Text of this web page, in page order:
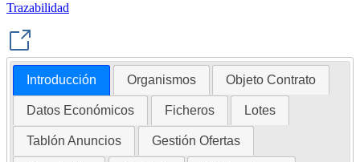
Trazabilidad
Introducción Organismos Objeto Contrato
Datos Económicos Ficheros Lotes
Tablón Anuncios Gestión Ofertas